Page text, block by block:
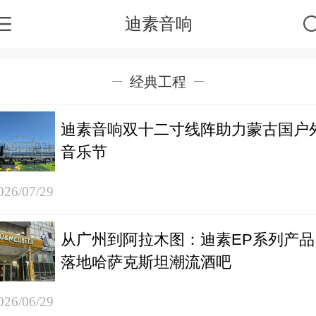
迪素音响
经典工程
迪素音响双十二寸线阵助力蒙古国户
音乐节
07/29
从广州到阿拉木图：迪素EP系列产品
落地哈萨克斯坦潮流酒吧
06/29